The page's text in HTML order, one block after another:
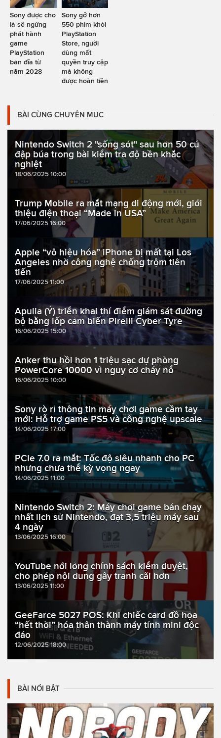
Sony được cho
là sẽ ngừng
phát hành
game
PlayStation
bản đĩa từ
năm 2028
Sony gỡ hơn
550 phim khỏi
PlayStation
Store, người
dùng mất
quyền truy cập
mà không
được hoàn tiền
BÀI CÙNG CHUYÊN MỤC
Nintendo Switch 2 "sống sót" sau hơn 50 cú
đập búa trong bài kiểm tra độ bền khắc
nghiệt
18/06/2025 10:00
Trump Mobile ra mắt mạng di động mới, giới
thiệu điện thoại “Made in USA”
17/06/2025 16:00
Apple “vô hiệu hóa” iPhone bị mất tại Los
Angeles nhờ công nghệ chống trộm tiên
tiến
17/06/2025 11:00
Apulia (Ý) triển khai thí điểm giám sát đường
bộ bằng lốp cảm biến Pirelli Cyber Tyre
16/06/2025 15:00
Anker thu hồi hơn 1 triệu sạc dự phòng
PowerCore 10000 vì nguy cơ cháy nổ
16/06/2025 10:00
Sony rò rỉ thông tin máy chơi game cầm tay
mới: Hỗ trợ game PS5 và công nghệ upscale
14/06/2025 17:00
PCIe 7.0 ra mắt: Tốc độ siêu nhanh cho PC
nhưng chưa thể kỳ vọng ngay
14/06/2025 11:00
Nintendo Switch 2: Máy chơi game bán chạy
nhất lịch sử Nintendo, đạt 3,5 triệu máy sau
4 ngày
13/06/2025 16:00
YouTube nới lỏng chính sách kiểm duyệt,
cho phép nội dung gây tranh cãi hơn
13/06/2025 11:00
GeeFarce 5027 POS: Khi chiếc card đồ họa
“hết thời” hóa thân thành máy tính mini độc
đáo
12/06/2025 18:00
BÀI NỔI BẬT